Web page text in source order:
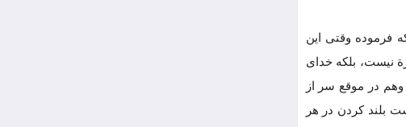
فرموده وقتی این
نیست، بلکه خدای
وهم در موقع سر از
بلند کردن در هر